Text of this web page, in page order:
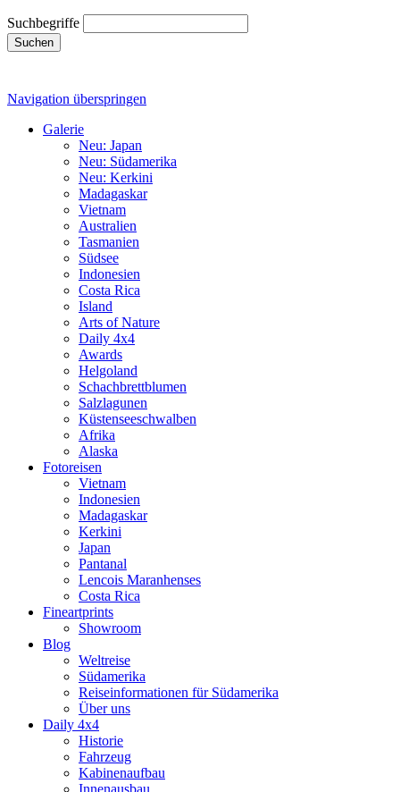
Suchbegriffe
Suchen
Navigation überspringen
Galerie
Neu: Japan
Neu: Südamerika
Neu: Kerkini
Madagaskar
Vietnam
Australien
Tasmanien
Südsee
Indonesien
Costa Rica
Island
Arts of Nature
Daily 4x4
Awards
Helgoland
Schachbrettblumen
Salzlagunen
Küstenseeschwalben
Afrika
Alaska
Fotoreisen
Vietnam
Indonesien
Madagaskar
Kerkini
Japan
Pantanal
Lencois Maranhenses
Costa Rica
Fineartprints
Showroom
Blog
Weltreise
Südamerika
Reiseinformationen für Südamerika
Über uns
Daily 4x4
Historie
Fahrzeug
Kabinenaufbau
Innenausbau